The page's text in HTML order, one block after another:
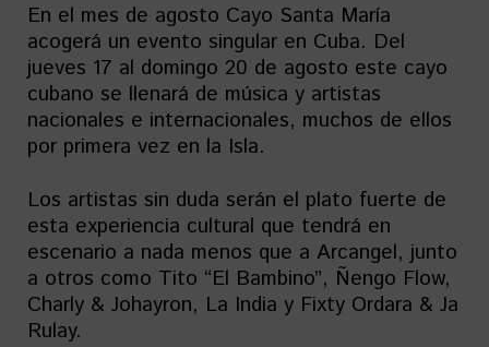
En el mes de agosto Cayo Santa María
acogerá un evento singular en Cuba. Del
jueves 17 al domingo 20 de agosto este cayo
cubano se llenará de música y artistas
nacionales e internacionales, muchos de ellos
por primera vez en la Isla.
Los artistas sin duda serán el plato fuerte de
esta experiencia cultural que tendrá en
escenario a nada menos que a Arcangel, junto
a otros como Tito “El Bambino”, Ñengo Flow,
Charly & Johayron, La India y Fixty Ordara & Ja
Rulay.